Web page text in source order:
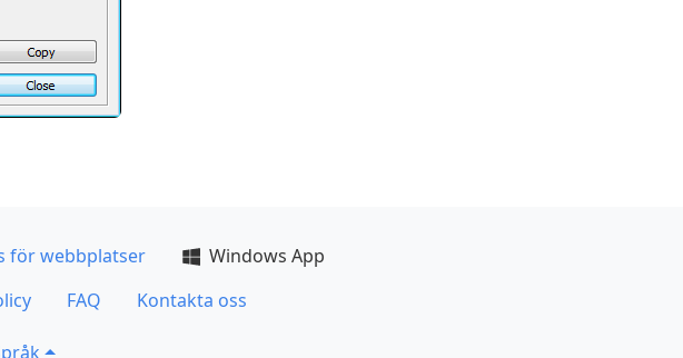
för webbplatser
Windows App
FAQ Kontakta oss